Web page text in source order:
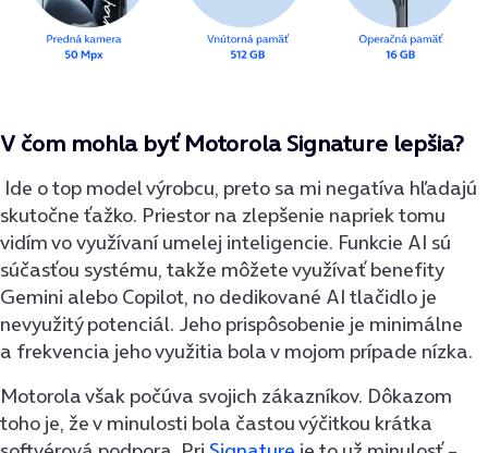
V čom mohla byť Motorola Signature lepšia?
Ide o top model výrobcu, preto sa mi negatíva hľadajú
skutočne ťažko. Priestor na zlepšenie napriek tomu
vidím vo využívaní umelej inteligencie. Funkcie AI sú
súčasťou systému, takže môžete využívať benefity
Gemini alebo Copilot, no dedikované AI tlačidlo je
nevyužitý potenciál. Jeho prispôsobenie je minimálne
a frekvencia jeho využitia bola v mojom prípade nízka.
Motorola však počúva svojich zákazníkov. Dôkazom
toho je, že v minulosti bola častou výčitkou krátka